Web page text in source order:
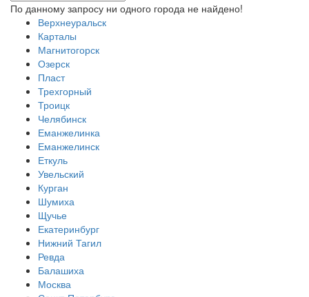
По данному запросу ни одного города не найдено!
Верхнеуральск
Карталы
Магнитогорск
Озерск
Пласт
Трехгорный
Троицк
Челябинск
Еманжелинка
Еманжелинск
Еткуль
Увельский
Курган
Шумиха
Щучье
Екатеринбург
Нижний Тагил
Ревда
Балашиха
Москва